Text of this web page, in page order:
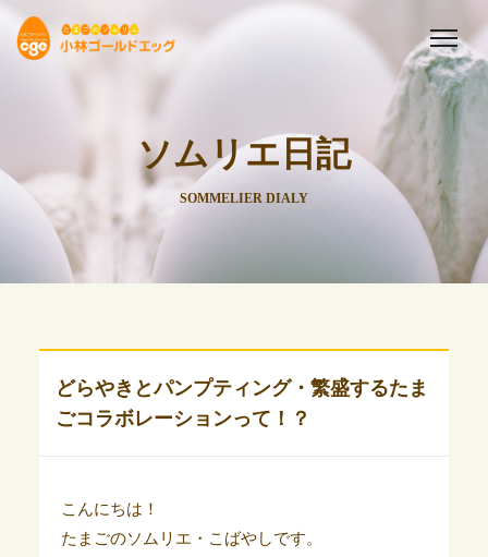
ソムリエ日記
SOMMELIER DIALY
どらやきとパンプティング・繁盛するたま
ごコラボレーションって！？
こんにちは！
たまごのソムリエ・こばやしです。